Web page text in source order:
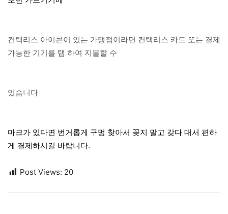
컨택리스 아이콘이 있는 가맹점이라면 컨택리스 카드 또는 결제
가능한 기기를 탭 하여 지불할 수
있습니다
마크가 있다면 번거롭게 구멍 찾아서 꽂지 말고 갖다 대서 편하
게 결제하시길 바랍니다.
Post Views: 20